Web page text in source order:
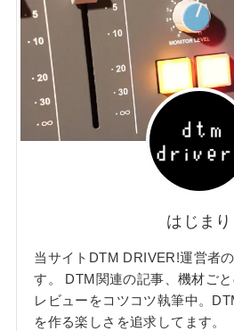
はじまり
当サイトDTM DRIVER!運営者の
す。 DTM関連の記事、機材ご
レビューをコツコツ執筆中。
を作る楽しさを追求してます。